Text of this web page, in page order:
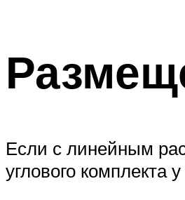
Если с линейным
углового комплекта